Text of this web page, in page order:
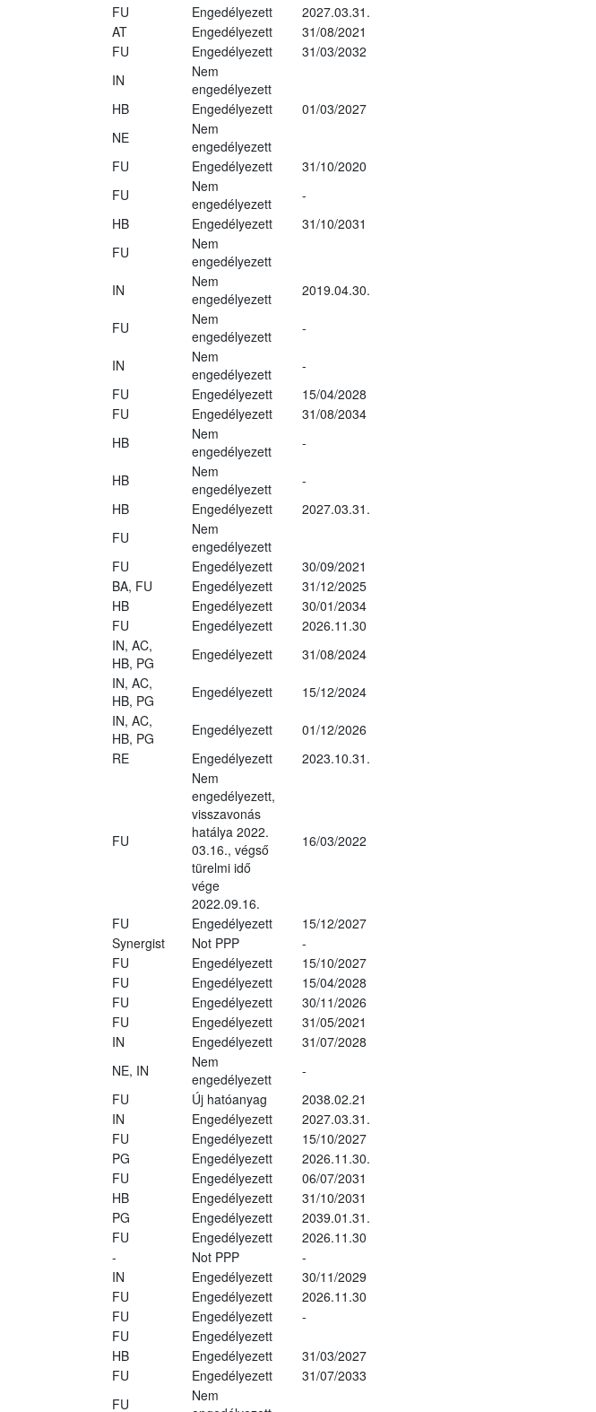
FU Engedélyezett
2027.03.31.
AT Engedélyezett
31/08/2021
FU Engedélyezett
31/03/2032
IN
Nem
engedélyezett
HB Engedélyezett
01/03/2027
NE
Nem
engedélyezett
FU Engedélyezett
31/10/2020
FU
Nem
engedélyezett
-
HB Engedélyezett
31/10/2031
FU
Nem
engedélyezett
IN
Nem
engedélyezett
2019.04.30.
FU
Nem
engedélyezett
-
IN
Nem
engedélyezett
-
FU Engedélyezett
15/04/2028
FU Engedélyezett
31/08/2034
HB
Nem
engedélyezett
-
HB
Nem
engedélyezett
-
HB Engedélyezett
2027.03.31.
FU
Nem
engedélyezett
FU Engedélyezett
30/09/2021
BA, FU Engedélyezett
31/12/2025
HB Engedélyezett
30/01/2034
FU Engedélyezett
2026.11.30
IN, AC,
HB, PG
Engedélyezett 31/08/2024
IN, AC,
HB, PG
Engedélyezett 15/12/2024
IN, AC,
HB, PG
Engedélyezett
01/12/2026
RE Engedélyezett 2023.10.31.
FU
Nem
engedélyezett,
visszavonás
hatálya 2022.
03.16., végső
türelmi idő
vége
2022.09.16.
16/03/2022
FU Engedélyezett
15/12/2027
Synergist Not PPP
-
FU Engedélyezett
15/10/2027
FU Engedélyezett
15/04/2028
FU Engedélyezett
30/11/2026
FU Engedélyezett
31/05/2021
IN Engedélyezett
31/07/2028
NE, IN
Nem
engedélyezett
-
FU Új hatóanyag
2038.02.21
IN Engedélyezett
2027.03.31.
FU Engedélyezett
15/10/2027
PG Engedélyezett
2026.11.30.
FU Engedélyezett
06/07/2031
HB Engedélyezett
31/10/2031
PG Engedélyezett
2039.01.31.
FU Engedélyezett
2026.11.30
- Not PPP
-
IN Engedélyezett
30/11/2029
FU Engedélyezett
2026.11.30
FU Engedélyezett
-
FU
Engedélyezett
HB Engedélyezett
31/03/2027
FU Engedélyezett
31/07/2033
FU
Nem